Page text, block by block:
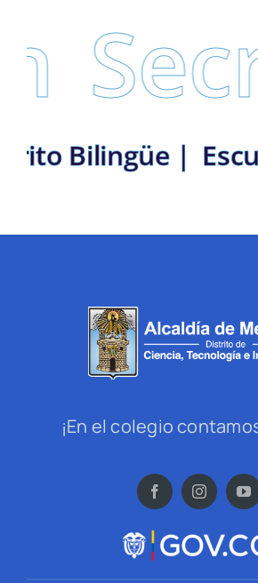
Distrito Bilingüe |
¡En el colegio